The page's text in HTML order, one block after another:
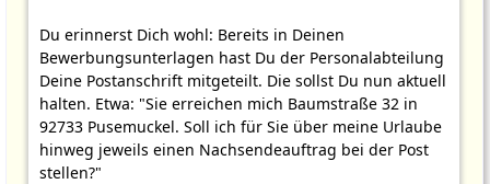
Du erinnerst Dich wohl: Bereits in Deinen
Bewerbungsunterlagen hast Du der Personalabteilung
Deine Postanschrift mitgeteilt. Die sollst Du nun aktuell
halten. Etwa: "Sie erreichen mich Baumstraße 32 in
92733 Pusemuckel. Soll ich für Sie über meine Urlaube
hinweg jeweils einen Nachsendeauftrag bei der Post
stellen?"